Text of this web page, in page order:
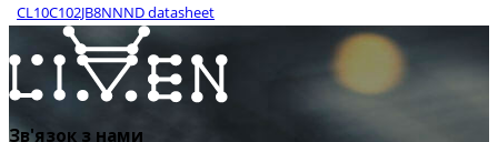
CL10C102JB8NNND datasheet
Зв'язок з нами